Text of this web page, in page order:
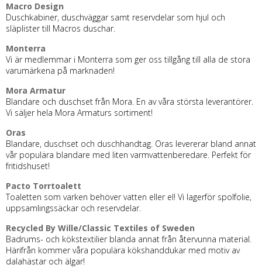
Macro Design
Duschkabiner, duschväggar samt reservdelar som hjul och
släplister till Macros duschar.
Monterra
Vi är medlemmar i Monterra som ger oss tillgång till alla de stora
varumärkena på marknaden!
Mora Armatur
Blandare och duschset från Mora. En av våra största leverantörer.
Vi säljer hela Mora Armaturs sortiment!
Oras
Blandare, duschset och duschhandtag. Oras levererar bland annat
vår populära blandare med liten varmvattenberedare. Perfekt för
fritidshuset!
Pacto Torrtoalett
Toaletten som varken behöver vatten eller el! Vi lagerför spolfolie,
uppsamlingssäckar och reservdelar.
Recycled By Wille/Classic Textiles of Sweden
Badrums- och kökstextilier blanda annat från återvunna material.
Härifrån kommer våra populära kökshanddukar med motiv av
dalahästar och älgar!